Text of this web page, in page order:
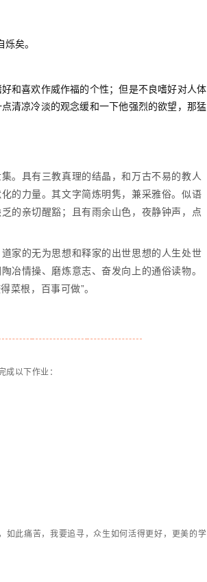
矣。
和喜欢作威作福的个性；但是不良嗜好对人体
清凉冷淡的观念缓和一下他强烈的欲望，那猛
。具有三教真理的结晶，和万古不易的教人
的力量。其文字简炼明隽，兼采雅俗。似语
的亲切醒豁；且有雨余山色，夜静钟声，点
家的无为思想和释家的出世思想的人生处世
冶情操、磨炼意志、奋发向上的通俗读物。
菜根，百事可做”。
以下作业：
如此痛苦，我要追寻，众生如何活得更好，更美的学